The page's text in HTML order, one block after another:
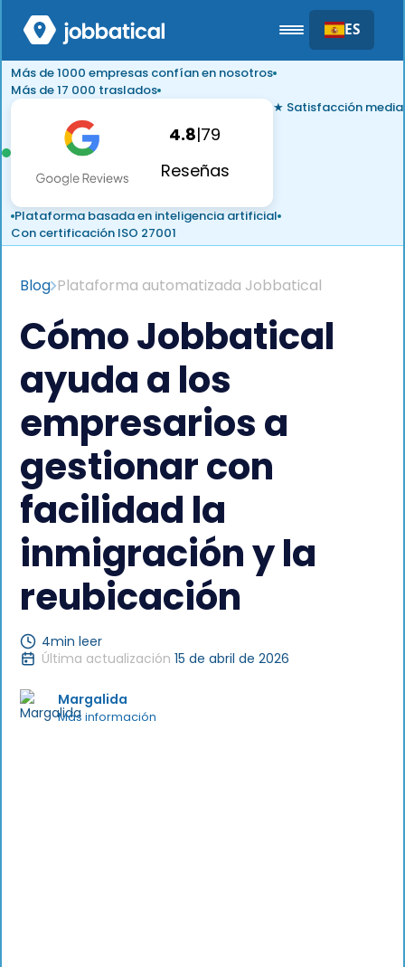
ES
Más de 1000 empresas confían en nosotros
Más de 17 000 traslados
4.8|79
Reseñas
★ Satisfacción media
Plataforma basada en inteligencia artificial
Con certificación ISO 27001
Blog Plataforma automatizada Jobbatical
Cómo Jobbatical
ayuda a los
empresarios a
gestionar con
facilidad la
inmigración y la
reubicación
4min leer
Última actualización 15 de abril de 2026
Margalida
Más información